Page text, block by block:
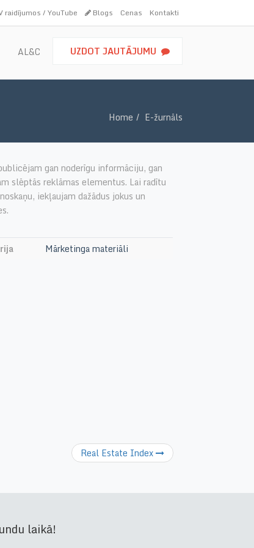
raidījumos / YouTube Blogs Cenas Kontakti
AL&C UZDOT JAUTĀJUMU
Home E-žurnāls
gan noderīgu informāciju, gan
slēptās reklāmas elementus. Lai radītu
iekļaujam dažādus jokus un
Mārketinga materiāli
Real Estate Index
laikā!